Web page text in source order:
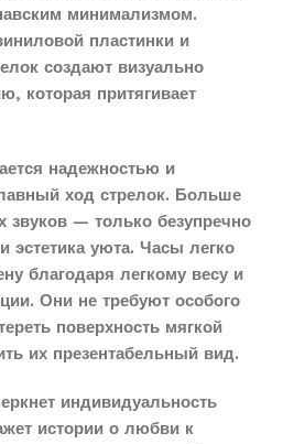
минимализмом.
пластинки и
создают визуально
которая притягивает
надежностью и
ход стрелок. Больше
звуков — только безупречно
эстетика уюта. Часы легко
благодаря легкому весу и
Они не требуют особого
поверхность мягкой
их презентабельный вид.
индивидуальность
истории о любви к